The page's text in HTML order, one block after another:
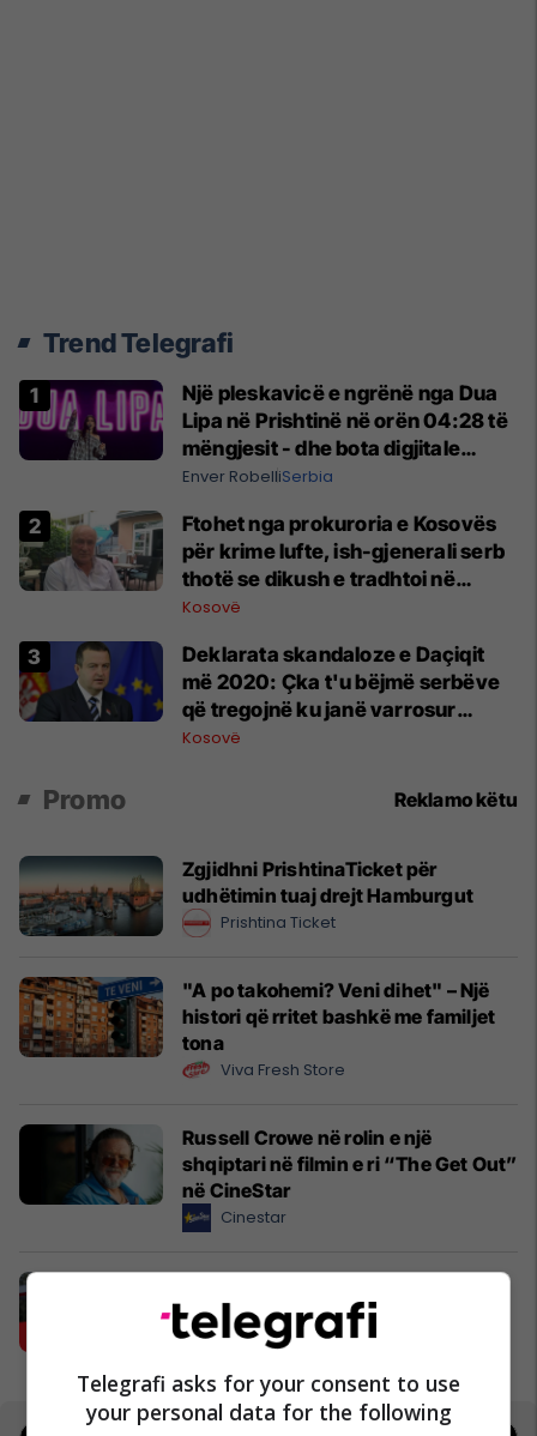
Trend Telegrafi
Një pleskavicë e ngrënë nga Dua
Lipa në Prishtinë në orën 04:28 të
mëngjesit - dhe bota digjitale
serbe shpall gjendjen e luftës
Enver RobelliSerbia
Ftohet nga prokuroria e Kosovës
për krime lufte, ish-gjenerali serb
thotë se dikush e tradhtoi në
Beograd
Kosovë
​Deklarata skandaloze e Daçiqit
më 2020: Çka t'u bëjmë serbëve
që tregojnë ku janë varrosur
shqiptarët në Serbi
Kosovë
Promo Reklamo këtu
Zgjidhni PrishtinaTicket për
udhëtimin tuaj drejt Hamburgut
Prishtina Ticket
"A po takohemi? Veni dihet" – Një
histori që rritet bashkë me familjet
tona
Viva Fresh Store
Russell Crowe në rolin e një
shqiptari në filmin e ri “The Get Out”
në CineStar
Cinestar
tepër!
Petrol Company
Telegrafi asks for your consent to use
your personal data for the following